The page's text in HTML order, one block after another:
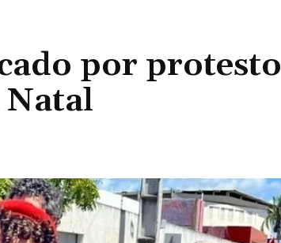
por protesto
Natal